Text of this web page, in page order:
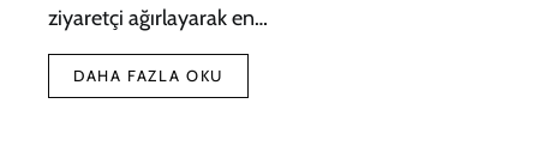
ziyaretçi ağırlayarak en…
DAHA FAZLA OKU